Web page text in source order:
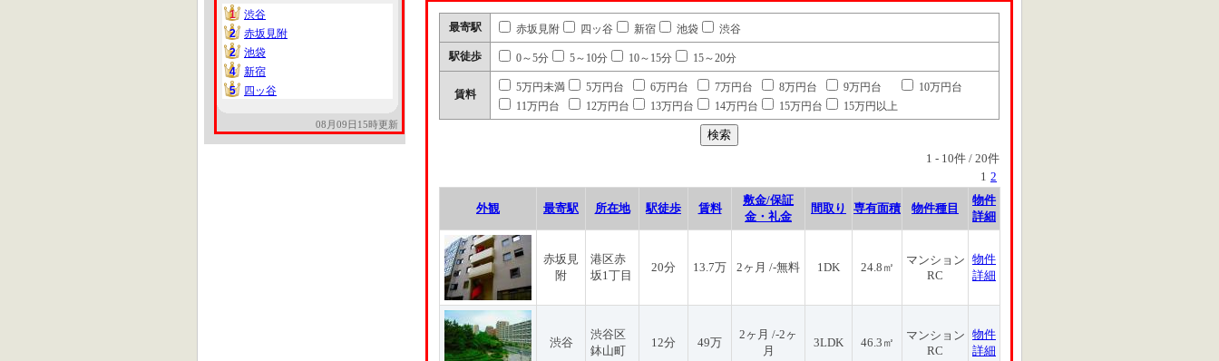
1
1
渋谷
2
2
赤坂見附
2
2
池袋
4
4
新宿
5
5 四ッ谷
08月09日15時更新
最寄駅 赤坂見附 四ッ谷 新宿 池袋 渋谷
駅徒歩 0～5分 5～10分 10～15分 15～20分
賃料
5万円未満 5万円台 6万円台 7万円台 8万円台 9万円台
10万円台
11万円台
12万円台 13万円台 14万円台 15万円台 15万円以上
1 - 10件 / 20件
1 2
外観 最寄駅 所在地 駅徒歩 賃料
敷金/保証
金・礼金
間取り 専有面積 物件種目
物件
詳細
赤坂見
附
港区赤
坂1丁目
20分 13.7万 2ヶ月 /-無料 1DK 24.8㎡
マンション
RC
物件
詳細
渋谷
渋谷区
鉢山町
12分 49万
2ヶ月 /-2ヶ
月
3LDK 46.3㎡
マンション
RC
物件
詳細